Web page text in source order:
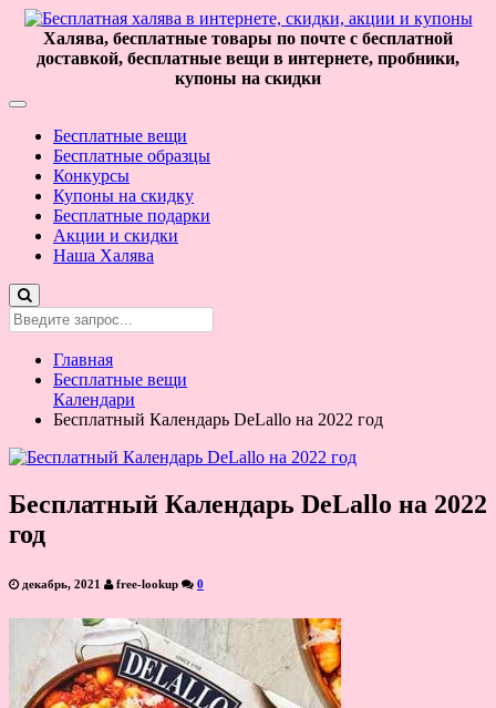
Халява, бесплатные товары по почте с бесплатной
доставкой, бесплатные вещи в интернете, пробники,
купоны на скидки
Бесплатные вещи
Бесплатные образцы
Конкурсы
Купоны на скидку
Бесплатные подарки
Акции и скидки
Наша Халява
Главная
Бесплатные вещи
Календари
Бесплатный Календарь DeLallo на 2022 год
Бесплатный Календарь DeLallo на 2022
год
декабрь, 2021 free-lookup 0